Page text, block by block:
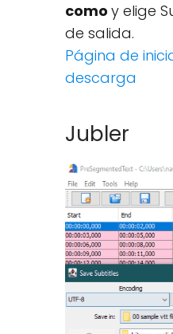
como y elige
de salida.
Página de
descarga
Jubler